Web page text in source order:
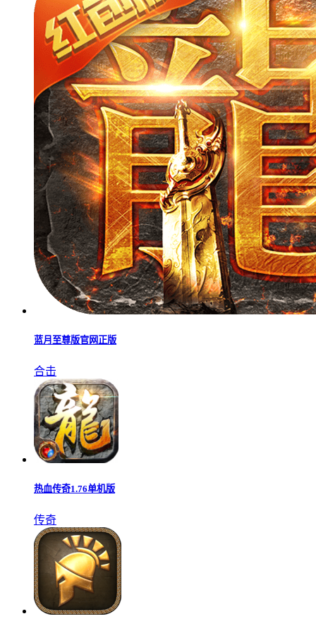
绿色征途
角色扮演
热血传奇单机版1.76版本
传奇
传奇3私服
传奇